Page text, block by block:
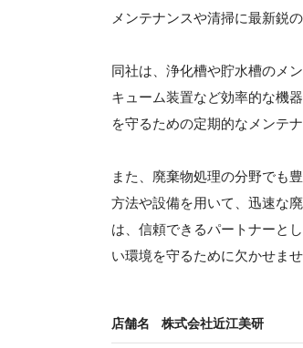
メンテナンスや清掃に最新鋭
同社は、浄化槽や貯水槽のメ
キューム装置など効率的な機
を守るための定期的なメンテ
また、廃棄物処理の分野でも
方法や設備を用いて、迅速な
は、信頼できるパートナーと
い環境を守るために欠かせませ
店舗名 株式会社近江美研